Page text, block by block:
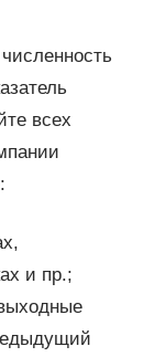
всех
и пр.;